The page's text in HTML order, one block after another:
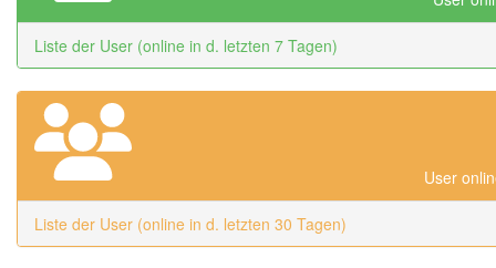
Liste der User (online in d. letzten 7 Tagen)
User
Liste der User (online in d. letzten 30 Tagen)